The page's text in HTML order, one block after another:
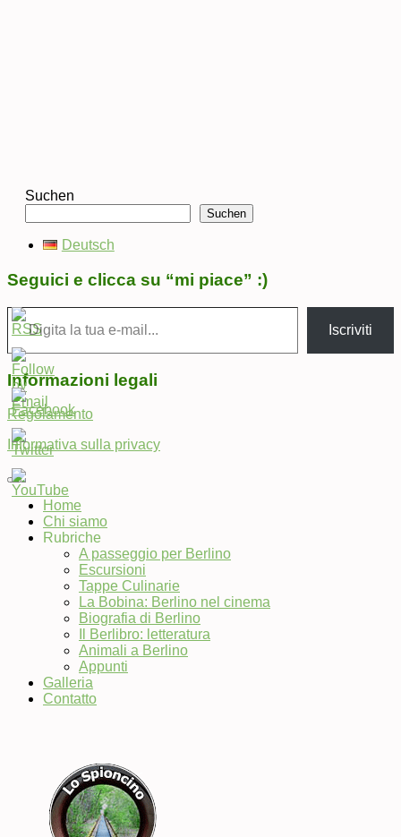
Suchen
Suchen
Deutsch
Seguici e clicca su “mi piace” :)
Set
Youtube
Channel
Digita la tua e-mail...
Iscriviti
Informazioni legali
Regolamento
Informativa sulla privacy
Home
Chi siamo
Rubriche
A passeggio per Berlino
Escursioni
Tappe Culinarie
La Bobina: Berlino nel cinema
Biografia di Berlino
Il Berlibro: letteratura
Animali a Berlino
Appunti
Galleria
Contatto